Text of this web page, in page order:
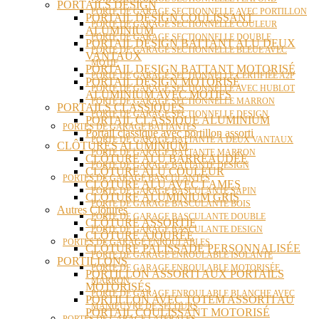
PORTE DE GARAGE SECTIONNELLE AVEC PORTILLON
PORTE DE GARAGE SECTIONNELLE COULEUR
PORTE DE GARAGE SECTIONNELLE DOUBLE
PORTE DE GARAGE SECTIONNELLE BLEUE AVEC
MOTIF
PORTE DE GARAGE SECTIONNELLE CERTIFIÉE A2P
PORTE DE GARAGE SECTIONNELLE AVEC HUBLOT
PORTE DE GARAGE SECTIONNELLE MARRON
PORTE DE GARAGE SECTIONNELLE DESIGN
PORTES DE GARAGE BATTANTES
PORTE DE GARAGE BATTANTE À DEUX VANTAUX
PORTE DE GARAGE BATTANTE MARRON
PORTE DE GARAGE BATTANTE DESIGN
PORTES DE GARAGE BASCULANTES
PORTE DE GARAGE BASCULANTE SAPIN
PORTE DE GARAGE BASCULANTE BOIS
PORTE DE GARAGE BASCULANTE DOUBLE
PORTE DE GARAGE BASCULANTE DESIGN
PORTES DE GARAGE ENROULABLES
PORTE DE GARAGE ENROULABLE ISOLANTE
PORTE DE GARAGE ENROULABLE MOTORISÉE
MARRON
PORTE DE GARAGE ENROULABLE BLANCHE AVEC
MANŒUVRE DE SECOURS
PORTAILS DESIGN
PORTAIL DESIGN COULISSANT
ALUMINIUM
PORTAIL DESIGN BATTANT ALU DEUX
VANTAUX
PORTAIL DESIGN BATTANT MOTORISÉ
PORTAIL DESIGN MOTORISÉ
ALUMINIUM AVEC MOTIFS
PORTAILS CLASSIQUES
PORTAIL CLASSIQUE ALUMINIUM
Portail classique avec portillon assorti
CLÔTURES ALUMINIUM
CLÔTURE ALU BARREAUDÉE
CLÔTURE ALU COULEUR
CLÔTURE ALU AVEC LAMES
CLÔTURE ALUMINIUM GRIS
Autres Clôtures
CLÔTURE ASSORTIE
CLÔTURE AJOURÉE
CLÔTURE PALISSADE PERSONNALISÉE
PORTILLONS
PORTILLON ASSORTI AUX PORTAILS
MOTORISÉS
PORTILLON AVEC TOTEM ASSORTI AU
PORTAIL COULISSANT MOTORISÉ